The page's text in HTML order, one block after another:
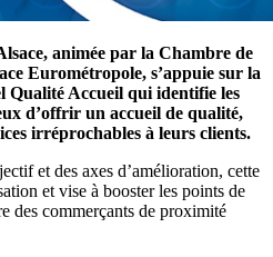
animée par la Chambre de
Eurométropole, s’appuie sur la
Qualité Accueil qui identifie les
d’offrir un accueil de qualité,
irréprochables à leurs clients.
et des axes d’amélioration, cette
et vise à booster les points de
des commerçants de proximité